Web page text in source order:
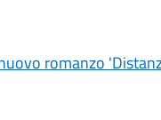
romanzo